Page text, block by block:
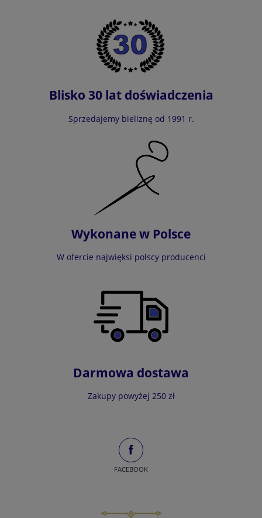
Blisko 30 lat doświadczenia
Sprzedajemy bieliznę od 1991 r.
Wykonane w Polsce
W ofercie najwięksi polscy producenci
Darmowa dostawa
Zakupy powyżej 250 zł
FACEBOOK